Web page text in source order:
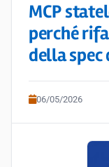
MCP
perché
della spec
06/05/2026